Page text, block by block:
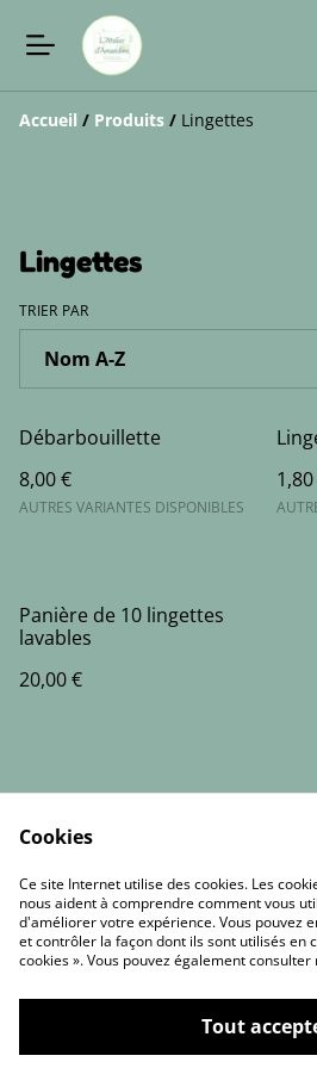
Accueil / Produits / Lingettes
Lingettes
TRIER PAR
Débarbouillette
8,00 €
AUTRES VARIANTES DISPONIBLES
Panière de 10 lingettes
lavables
20,00 €
Contact Us
Privacy Policy
©2026L’Atelier d’Amandine
Cookies
Ce site Internet utilise des cookies. Les
nous aident à comprendre comment vous
d'améliorer votre expérience. Vous pouvez
et contrôler la façon dont ils sont utilisés en
cookies ». Vous pouvez également consulter
Tout